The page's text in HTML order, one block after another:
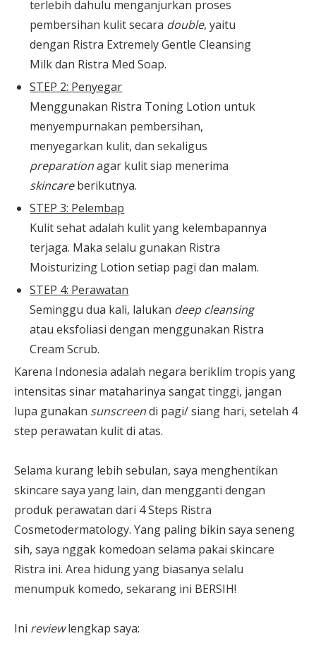
terlebih dahulu menganjurkan proses
pembersihan kulit secara double, yaitu
dengan Ristra Extremely Gentle Cleansing
Milk dan Ristra Med Soap.
STEP 2: Penyegar
Menggunakan Ristra Toning Lotion untuk
menyempurnakan pembersihan,
menyegarkan kulit, dan sekaligus
preparationagar kulit siap menerima
skincareberikutnya.
STEP 3: Pelembap
Kulit sehat adalah kulit yang kelembapannya
terjaga. Maka selalu gunakan Ristra
Moisturizing Lotion setiap pagi dan malam.
STEP 4: Perawatan
Seminggu dua kali, lalukan deep cleansing
atau eksfoliasi dengan menggunakan Ristra
Cream Scrub.
Karena Indonesia adalah negara beriklim tropis yang
intensitas sinar mataharinya sangat tinggi, jangan
lupa gunakan sunscreendi pagi/ siang hari, setelah 4
step perawatan kulit di atas.
Selama kurang lebih sebulan, saya menghentikan
skincare saya yang lain, dan mengganti dengan
produk perawatan dari 4 Steps Ristra
Cosmetodermatology. Yang paling bikin saya seneng
sih, saya nggak komedoan selama pakai skincare
Ristra ini. Area hidung yang biasanya selalu
menumpuk komedo, sekarang ini BERSIH!
Ini reviewlengkap saya: